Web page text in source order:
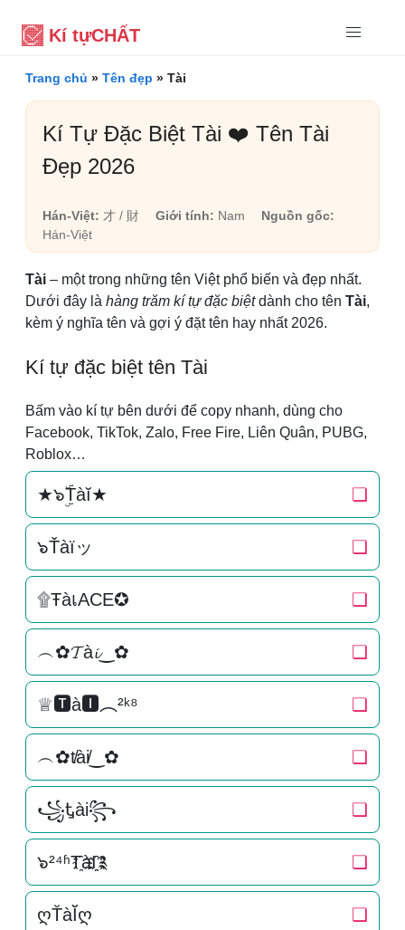
Kí tựCHẤT
Trang chủ » Tên đẹp » Tài
Kí Tự Đặc Biệt Tài ❤️ Tên Tài
Đẹp 2026
Hán-Việt: 才 / 財 Giới tính: Nam
Nguồn gốc:
Hán-Việt
Tài – một trong những tên Việt phổ biến và đẹp nhất.
Dưới đây là hàng trăm kí tự đặc biệtdành cho tên Tài,
kèm ý nghĩa tên và gợi ý đặt tên hay nhất 2026.
Kí tự đặc biệt tên Tài
Bấm vào kí tự bên dưới để copy nhanh, dùng cho
Facebook, TikTok, Zalo, Free Fire, Liên Quân, PUBG,
Roblox…
★๖ۣۜTàĭ★ ❏
๖Ťàїッ ❏
۩ŦàเACE✪ ❏
︵✿𝓣à𝓲‿✿ ❏
♕🆃à🅸︵²ᵏ⁸ ❏
︵✿t̸ài̸‿✿ ❏
꧁Ꮏài꧂ ❏
๖²⁴ʱT҈àI҈҈༉ ❏
ღT̆àĬ̆ღ ❏